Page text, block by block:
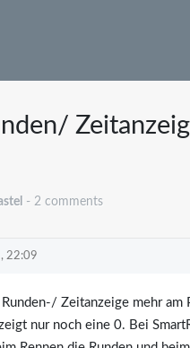
- 2 comments
22:09
Zeitanzeige mehr
nur noch eine 0. Bei